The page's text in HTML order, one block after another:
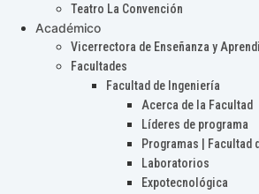
Teatro La Convención
Académico
Vicerrectora de Enseñanza y
Facultades
Facultad de Ingeniería
Acerca de la Facultad
Líderes de programa
Programas | Facultad
Laboratorios
Expotecnológica